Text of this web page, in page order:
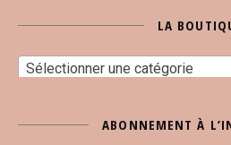
LA
Sélectionner une catégorie
ABONNEMENT À